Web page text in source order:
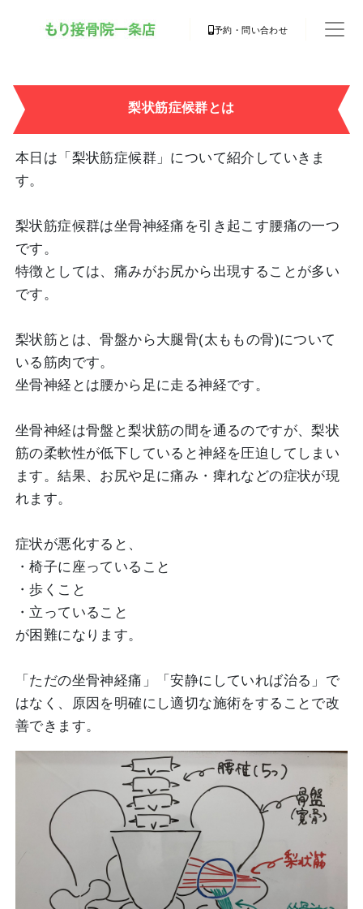
予約・問い合わせ
梨状筋症候群とは
本日は「梨状筋症候群」について紹介していきま
す。
梨状筋症候群は坐骨神経痛を引き起こす腰痛の一つ
です。
特徴としては、痛みがお尻から出現することが多い
です。
梨状筋とは、骨盤から大腿骨(太ももの骨)について
いる筋肉です。
坐骨神経とは腰から足に走る神経です。
坐骨神経は骨盤と梨状筋の間を通るのですが、梨状
筋の柔軟性が低下していると神経を圧迫してしまい
ます。結果、お尻や足に痛み・痺れなどの症状が現
れます。
症状が悪化すると、
・椅子に座っていること
・歩くこと
・立っていること
が困難になります。
「ただの坐骨神経痛」「安静にしていれば治る」で
はなく、原因を明確にし適切な施術をすることで改
善できます。